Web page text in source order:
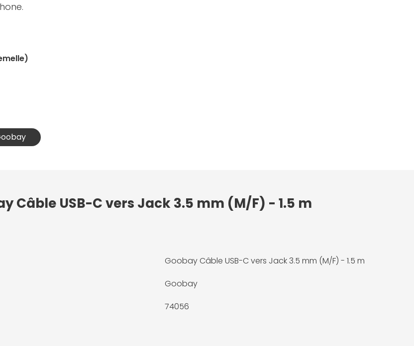
Câble USB-C vers Jack 3.5 mm (M/F) - 1.5 m
Goobay Câble USB-C vers Jack 3.5 mm (M/F) - 1.5 m
Goobay
74056